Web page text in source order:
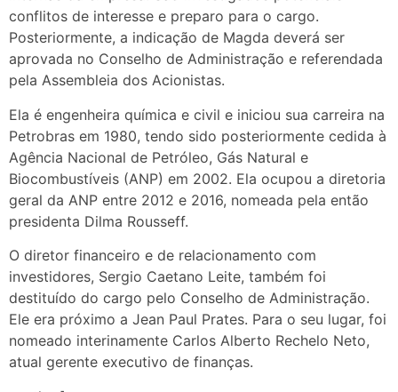
conflitos de interesse e preparo para o cargo.
Posteriormente, a indicação de Magda deverá ser
aprovada no Conselho de Administração e referendada
pela Assembleia dos Acionistas.
Ela é engenheira química e civil e iniciou sua carreira na
Petrobras em 1980, tendo sido posteriormente cedida à
Agência Nacional de Petróleo, Gás Natural e
Biocombustíveis (ANP) em 2002. Ela ocupou a diretoria
geral da ANP entre 2012 e 2016, nomeada pela então
presidenta Dilma Rousseff.
O diretor financeiro e de relacionamento com
investidores, Sergio Caetano Leite, também foi
destituído do cargo pelo Conselho de Administração.
Ele era próximo a Jean Paul Prates. Para o seu lugar, foi
nomeado interinamente Carlos Alberto Rechelo Neto,
atual gerente executivo de finanças.